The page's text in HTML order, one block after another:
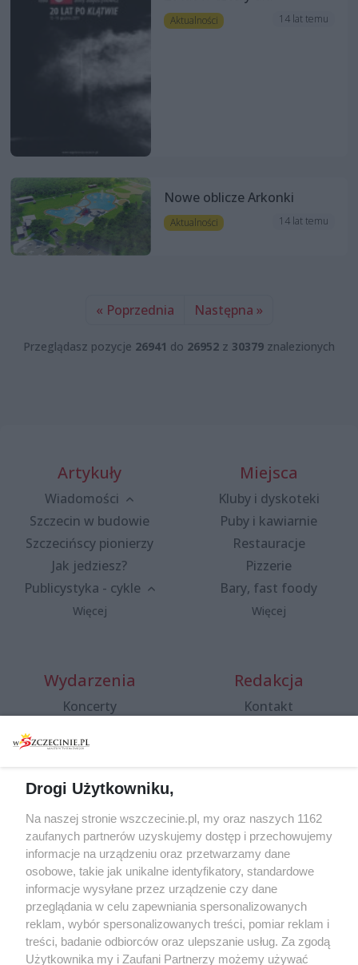
Aktualności 14 lat temu
Nowe oblicze Arkonki
Aktualności 14 lat temu
« Poprzednia Następna »
Przeglądasz pozycje 26941 do 26952 z 30379 znalezionych
Artykuły
Wiadomości
Szczecin w budowie
Szczecińscy pionierzy
Jak jedziesz?
Publicystyka - cykle
Więcej
Miejsca
Kluby i dyskoteki
Puby i kawiarnie
Restauracje
Pizzerie
Bary, fast foody
Więcej
Wydarzenia
Koncerty
Spacery i oprowadzania
targi
Wernisaże
Więcej
Redakcja
Kontakt
Specjalny koncert z okazji
20. urodzin portalu
wSzczecinie.pl
Regulamin konkursów
śniadaniówka "Hej
Szczecin! Jest piątek!"
Drogi Użytkowniku,
Na naszej stronie wszczecinie.pl, my oraz naszych 1162
zaufanych partnerów uzyskujemy dostęp i przechowujemy
informacje na urządzeniu oraz przetwarzamy dane
osobowe, takie jak unikalne identyfikatory, standardowe
informacje wysyłane przez urządzenie czy dane
przeglądania w celu zapewniania spersonalizowanych
reklam, wybór spersonalizowanych treści, pomiar reklam i
treści, badanie odbiorców oraz ulepszanie usług. Za zgodą
Użytkownika my i Zaufani Partnerzy możemy używać